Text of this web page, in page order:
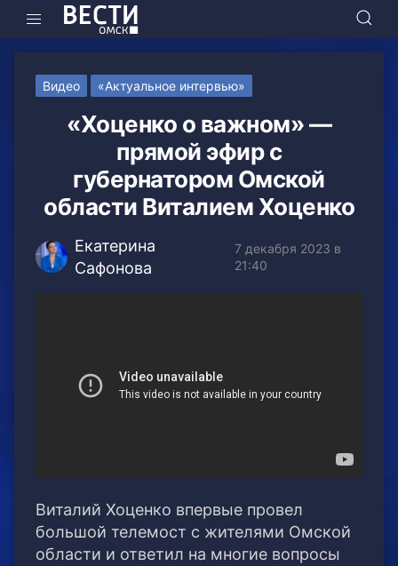
Видео «Актуальное интервью»
«Хоценко о важном» —
прямой эфир с
губернатором Омской
области Виталием Хоценко
Екатерина
Сафонова
7 декабря 2023 в
21:40
Виталий Хоценко впервые провел
большой телемост с жителями Омской
области и ответил на многие вопросы